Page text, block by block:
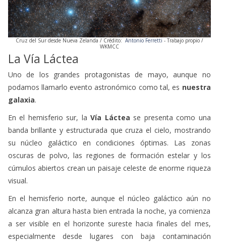
Cruz del Sur desde Nueva Zelanda / Crédito: Antonio Ferretti - Trabajo propio /
WKMCC
La Vía Láctea
Uno de los grandes protagonistas de mayo, aunque no
podamos llamarlo evento astronómico como tal, es nuestra
galaxia.
En el hemisferio sur, la Vía Láctea se presenta como una
banda brillante y estructurada que cruza el cielo, mostrando
su núcleo galáctico en condiciones óptimas. Las zonas
oscuras de polvo, las regiones de formación estelar y los
cúmulos abiertos crean un paisaje celeste de enorme riqueza
visual.
En el hemisferio norte, aunque el núcleo galáctico aún no
alcanza gran altura hasta bien entrada la noche, ya comienza
a ser visible en el horizonte sureste hacia finales del mes,
especialmente desde lugares con baja contaminación